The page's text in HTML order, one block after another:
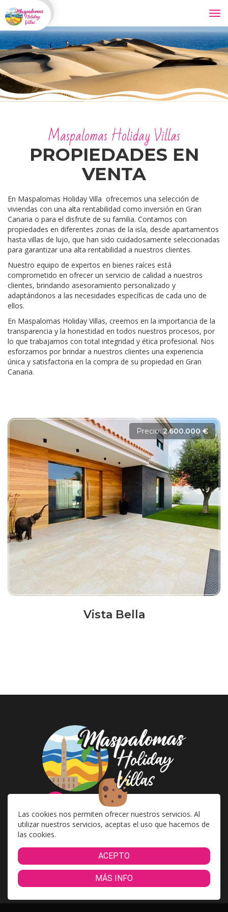
Las cookies nos permiten ofrecer nuestros servicios. Al
utilizar nuestros servicios, aceptas el uso que hacemos de
las cookies.
ACEPTO
MÁS INFO
Maspalomas Holiday Villas
PROPIEDADES EN
VENTA
En Maspalomas Holiday Villa ofrecemos una selección de
viviendas con una alta rentabilidad como inversión en Gran
Canaria o para el disfrute de su familia. Contamos con
propiedades en diferentes zonas de la isla, desde apartamentos
hasta villas de lujo, que han sido cuidadosamente seleccionadas
para garantizar una alta rentabilidad a nuestros clientes.
Nuestro equipo de expertos en bienes raíces está
comprometido en ofrecer un servicio de calidad a nuestros
clientes, brindando asesoramiento personalizado y
adaptándonos a las necesidades específicas de cada uno de
ellos.
En Maspalomas Holiday Villas, creemos en la importancia de la
transparencia y la honestidad en todos nuestros procesos, por
lo que trabajamos con total integridad y ética profesional. Nos
esforzamos por brindar a nuestros clientes una experiencia
única y satisfactoria en la compra de su propiedad en Gran
Canaria.
Precio: 2.600.000 €
Vista Bella
info@maspalomasholidayvillas.com
Aviso Legal| Política de Privacidad
Condiciones de Reserva en Línea|Marcas Comerciales